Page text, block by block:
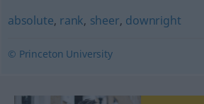
absolute, rank, sheer, downright
© Princeton University